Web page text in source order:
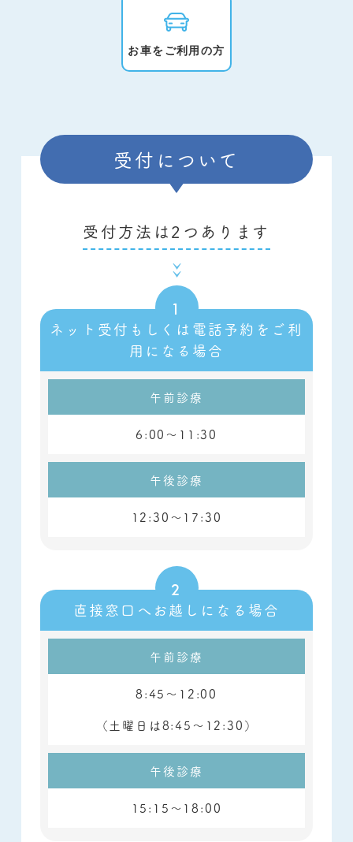
お車をご利用の方
受付について
受付方法は2つあります
ネット受付もしくは電話予約をご利
用になる場合
午前診療
6:00～11:30
午後診療
12:30～17:30
直接窓口へお越しになる場合
午前診療
8:45～12:00
（土曜日は8:45～12:30）
午後診療
15:15～18:00